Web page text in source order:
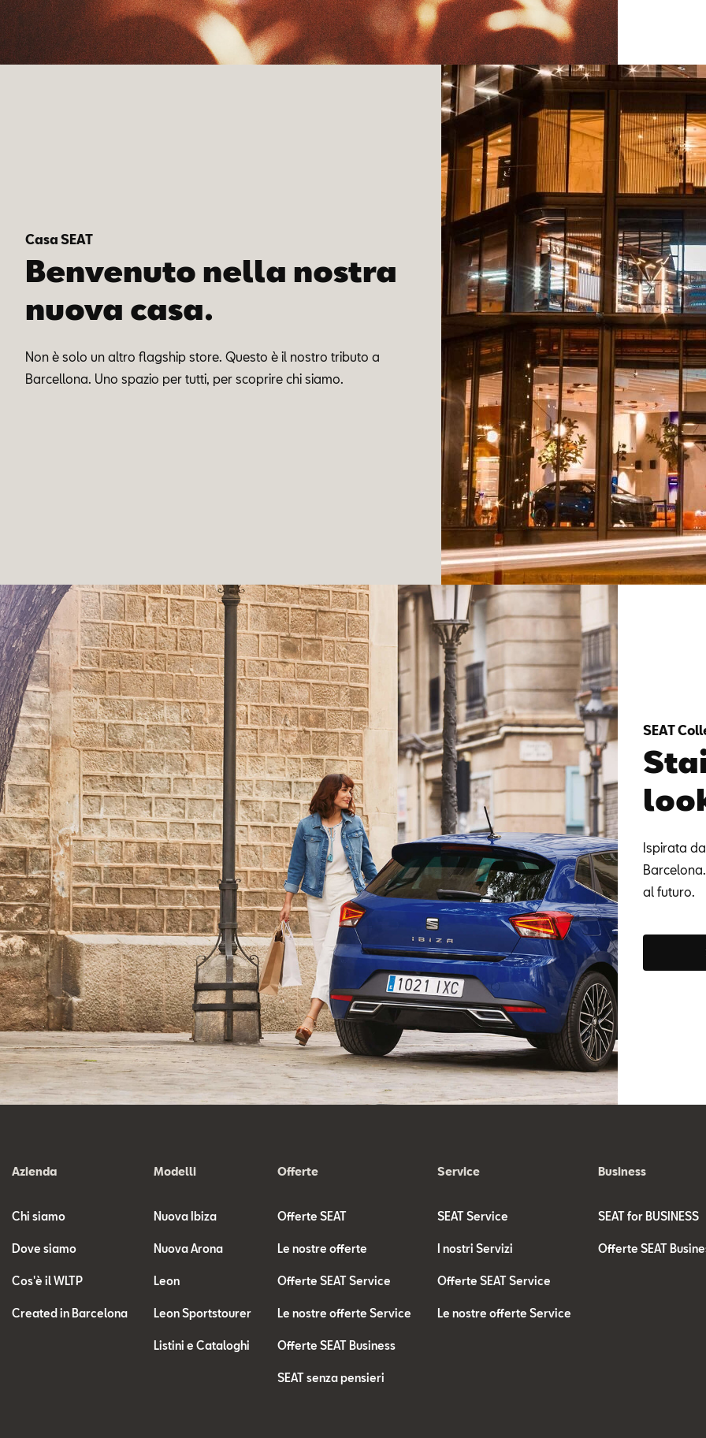
Casa SEAT
Benvenuto nella nostra
nuova casa.
Non è solo un altro flagship store. Questo è il nostro tributo a
Barcellona. Uno spazio per tutti, per scoprire chi siamo.
SEAT
Ispirata
al futuro.
Azienda
Chi siamo
Dove siamo
Cos'è il WLTP
Created in Barcelona
Modelli
Nuova Ibiza
Nuova Arona
Leon
Leon Sportstourer
Listini e Cataloghi
Offerte
Offerte SEAT
Le nostre offerte
Offerte SEAT Service
Le nostre offerte Service
Offerte SEAT Business
SEAT senza pensieri
Service
SEAT Service
I nostri Servizi
Offerte SEAT Service
Le nostre offerte Service
Business
SEAT for BUSINESS
Offerte SEAT